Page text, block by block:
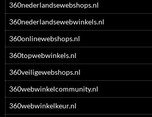
360nederlandsewebshops.nl
360nederlandsewebwinkels.nl
360onlinewebshops.nl
360topwebwinkels.nl
360veiligewebshops.nl
360webwinkelcommunity.nl
360webwinkelkeur.nl